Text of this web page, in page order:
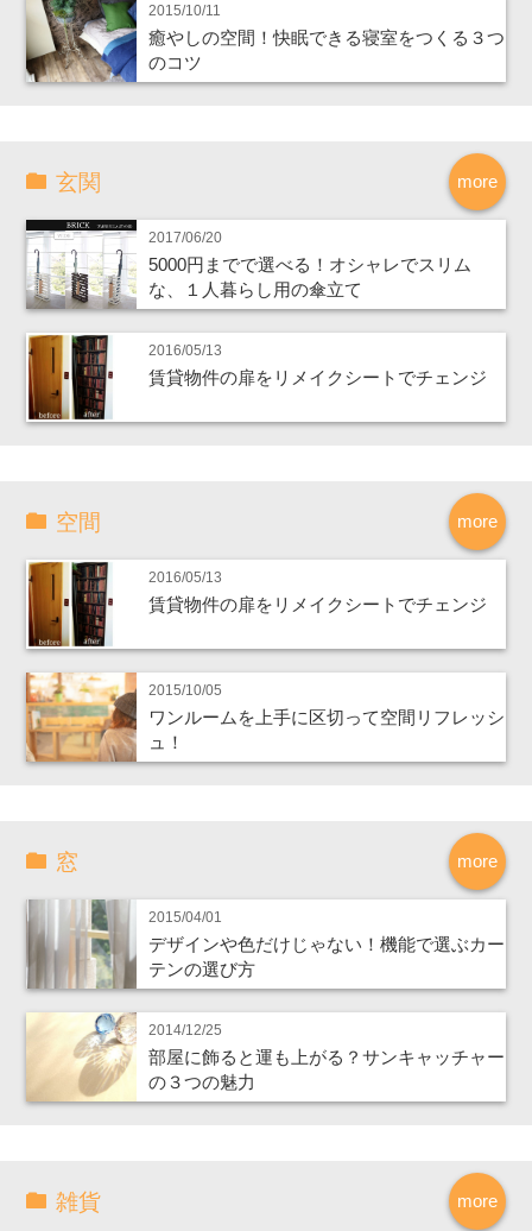
2015/10/11
癒やしの空間！快眠できる寝室をつくる３つ
のコツ
more
玄関
2017/06/20
5000円までで選べる！オシャレでスリム
な、１人暮らし用の傘立て
2016/05/13
賃貸物件の扉をリメイクシートでチェンジ
more
空間
2016/05/13
賃貸物件の扉をリメイクシートでチェンジ
2015/10/05
ワンルームを上手に区切って空間リフレッシ
ュ！
more
窓
2015/04/01
デザインや色だけじゃない！機能で選ぶカー
テンの選び方
2014/12/25
部屋に飾ると運も上がる？サンキャッチャー
の３つの魅力
more
雑貨